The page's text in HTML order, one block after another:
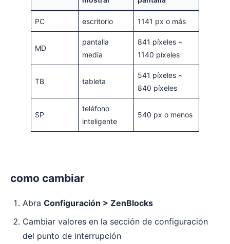
PC escritorio 1141 px o más
MD
pantalla
media
841 píxeles ~
1140 píxeles
TB tableta
541 píxeles ~
840 píxeles
SP
teléfono
inteligente
540 px o menos
como cambiar
Abra Configuración > ZenBlocks
Cambiar valores en la sección de configuración
del punto de interrupción